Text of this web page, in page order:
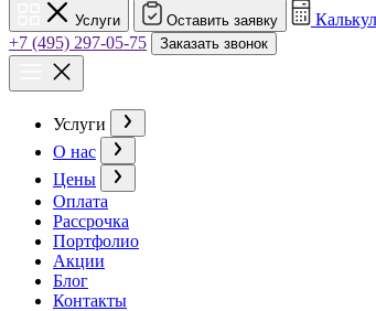
Услуги Оставить заявку
+7 (495) 297-05-75
Заказать звонок
Услуги
О нас
Цены
Оплата
Рассрочка
Портфолио
Акции
Блог
Контакты